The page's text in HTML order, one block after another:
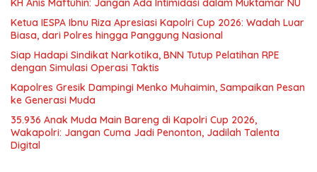
KH Anis Maftuhin: Jangan Ada Intimidasi dalam Muktamar NU
Ketua IESPA Ibnu Riza Apresiasi Kapolri Cup 2026: Wadah Luar
Biasa, dari Polres hingga Panggung Nasional
Siap Hadapi Sindikat Narkotika, BNN Tutup Pelatihan RPE
dengan Simulasi Operasi Taktis
Kapolres Gresik Dampingi Menko Muhaimin, Sampaikan Pesan
ke Generasi Muda
35.936 Anak Muda Main Bareng di Kapolri Cup 2026,
Wakapolri: Jangan Cuma Jadi Penonton, Jadilah Talenta
Digital